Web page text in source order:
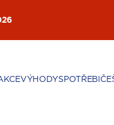
VÝHODYSPOTŘEBIČE